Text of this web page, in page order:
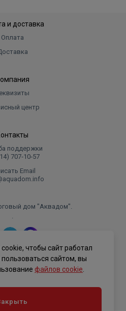
и доставка
Оплата
центр
поддержки
707‑10‑57
Email
дом "Аквадом".
.
чтобы сайт работал
сайтом, вы
файлов cookie